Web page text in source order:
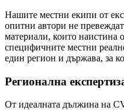
Нашите местни екипи от
опитни автори не
материали, които наистина
специфичните местни
един регион и държава, за
Регионална
От идеалната дължина на